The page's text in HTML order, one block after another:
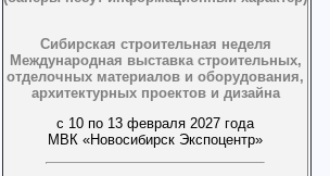
Сибирская строительная неделя
Международная выставка строительных,
отделочных материалов и оборудования,
архитектурных проектов и дизайна
с 10 по 13 февраля 2027 года
МВК «Новосибирск Экспоцентр»